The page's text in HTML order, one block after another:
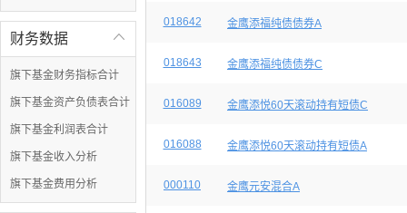

财务数据
旗下基金财务指标合计
旗下基金资产负债表合计
旗下基金利润表合计
旗下基金收入分析
旗下基金费用分析
018642 金鹰添福纯债债券A
018643 金鹰添福纯债债券C
016089 金鹰添悦60天滚动持有短债C
016088 金鹰添悦60天滚动持有短债A
000110 金鹰元安混合A